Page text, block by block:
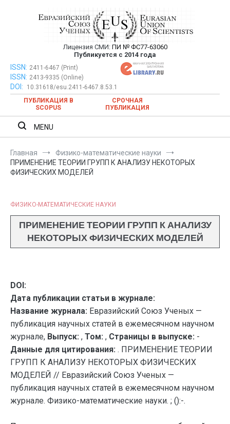
Евразийский Союз Ученых —
публикация научных статей в
ежемесячном научном журнале
Лицензия СМИ: ПИ № ФС77-63060
Публикуется с 2014 года
Евразийский Союз Ученых — публикация научных статей в
ежемесячном научном журнале
ISSN: 2411-6467 (Print)
ISSN: 2413-9335 (Online)
DOI:
10.31618/esu.2411-6467.8.53.1
ПУБЛИКАЦИЯ В
SCOPUS
СРОЧНАЯ
ПУБЛИКАЦИЯ
MENU
Главная
Физико-математические науки
ПРИМЕНЕНИЕ ТЕОРИИ ГРУПП К АНАЛИЗУ НЕКОТОРЫХ
ФИЗИЧЕСКИХ МОДЕЛЕЙ
ФИЗИКО-МАТЕМАТИЧЕСКИЕ НАУКИ
ПРИМЕНЕНИЕ ТЕОРИИ ГРУПП К АНАЛИЗУ
НЕКОТОРЫХ ФИЗИЧЕСКИХ МОДЕЛЕЙ
DOI:
Дата публикации статьи в журнале:
Название журнала: Евразийский Союз Ученых —
публикация научных статей в ежемесячном научном
журнале, Выпуск: , Том: , Страницы в выпуске: -
Данные для цитирования: . ПРИМЕНЕНИЕ ТЕОРИИ
ГРУПП К АНАЛИЗУ НЕКОТОРЫХ ФИЗИЧЕСКИХ
МОДЕЛЕЙ // Евразийский Союз Ученых —
публикация научных статей в ежемесячном научном
журнале. Физико-математические науки. ; ():-.